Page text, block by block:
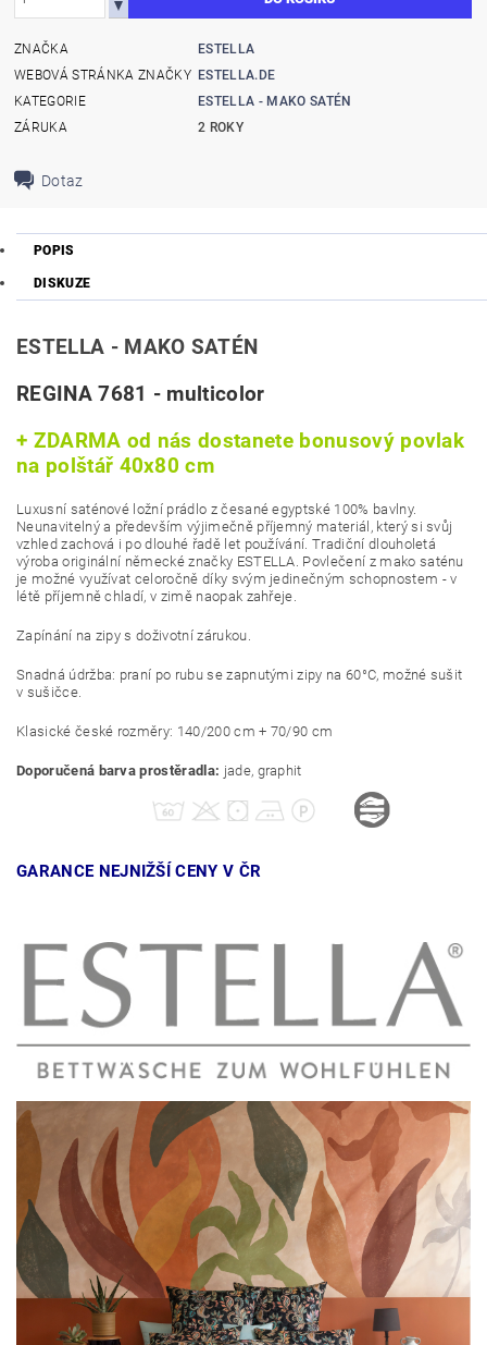
ZNAČKA
ESTELLA
WEBOVÁ STRÁNKA ZNAČKY ESTELLA.DE
KATEGORIE
ESTELLA - MAKO SATÉN
ZÁRUKA
2 ROKY
Dotaz
POPIS
DISKUZE
ESTELLA - MAKO SATÉN
REGINA 7681 - multicolor
+ ZDARMA od nás dostanete bonusový povlak
na polštář 40x80 cm
Luxusní saténové ložní prádlo z česané egyptské 100% bavlny.
Neunavitelný a především výjimečně příjemný materiál, který si svůj
vzhled zachová i po dlouhé řadě let používání. Tradiční dlouholetá
výroba originální německé značky ESTELLA. Povlečení z mako saténu
je možné využívat celoročně díky svým jedinečným schopnostem - v
létě příjemně chladí, v zimě naopak zahřeje.
Zapínání na zipy s doživotní zárukou.
Snadná údržba: praní po rubu se zapnutými zipy na 60°C, možné sušit
v sušičce.
Klasické české rozměry: 140/200 cm + 70/90 cm
Doporučená barva prostěradla: jade, graphit
GARANCE NEJNIŽŠÍ CENY V ČR